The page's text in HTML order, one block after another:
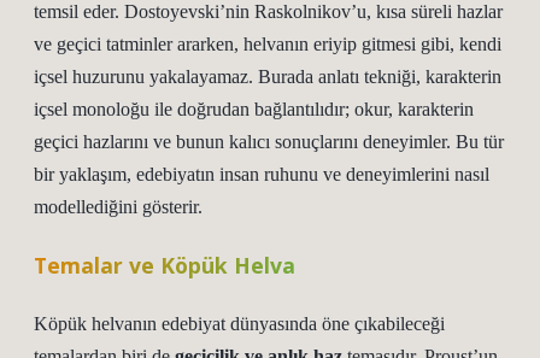
temsil eder. Dostoyevski’nin Raskolnikov’u, kısa süreli hazlar
ve geçici tatminler ararken, helvanın eriyip gitmesi gibi, kendi
içsel huzurunu yakalayamaz. Burada anlatı tekniği, karakterin
içsel monoloğu ile doğrudan bağlantılıdır; okur, karakterin
geçici hazlarını ve bunun kalıcı sonuçlarını deneyimler. Bu tür
bir yaklaşım, edebiyatın insan ruhunu ve deneyimlerini nasıl
modellediğini gösterir.
Temalar ve Köpük Helva
Köpük helvanın edebiyat dünyasında öne çıkabileceği